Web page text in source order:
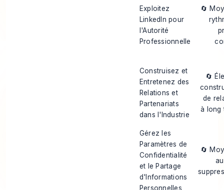
Exploitez
LinkedIn pour
l'Autorité
Professionnelle
🔄
Construisez et
Entretenez des
Relations et
Partenariats
dans l'Industrie
🔄
de
à long
Gérez les
Paramètres de
Confidentialité
et le Partage
d'Informations
Personnelles
🔄